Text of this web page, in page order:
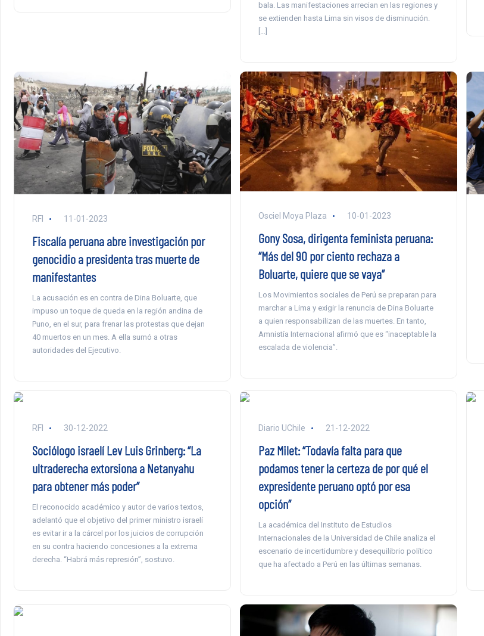
bala. Las manifestaciones arrecian en las regiones y
se extienden hasta Lima sin visos de disminución.
[…]
RFI 11-01-2023
Fiscalía peruana abre investigación por
genocidio a presidenta tras muerte de
manifestantes
La acusación es en contra de Dina Boluarte, que
impuso un toque de queda en la región andina de
Puno, en el sur, para frenar las protestas que dejan
40 muertos en un mes. A ella sumó a otras
autoridades del Ejecutivo.
Osciel Moya Plaza 10-01-2023
Gony Sosa, dirigenta feminista peruana:
“Más del 90 por ciento rechaza a
Boluarte, quiere que se vaya”
Los Movimientos sociales de Perú se preparan para
marchar a Lima y exigir la renuncia de Dina Boluarte
a quien responsabilizan de las muertes. En tanto,
Amnistía Internacional afirmó que es “inaceptable la
escalada de violencia”.
RFI 30-12-2022
Sociólogo israelí Lev Luis Grinberg: “La
ultraderecha extorsiona a Netanyahu
para obtener más poder”
El reconocido académico y autor de varios textos,
adelantó que el objetivo del primer ministro israelí
es evitar ir a la cárcel por los juicios de corrupción
en su contra haciendo concesiones a la extrema
derecha. “Habrá más represión”, sostuvo.
Diario UChile 21-12-2022
Paz Milet: “Todavía falta para que
podamos tener la certeza de por qué el
expresidente peruano optó por esa
opción”
La académica del Instituto de Estudios
Internacionales de la Universidad de Chile analiza el
escenario de incertidumbre y desequilibrio político
que ha afectado a Perú en las últimas semanas.